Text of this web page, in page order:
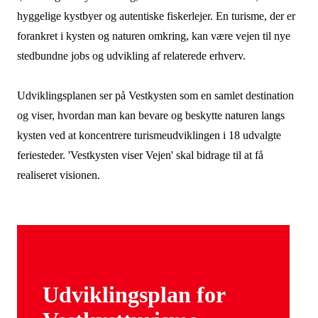
samlingspunkt for byen, hvor surfermiljøet og det
traditionelle kystfiskermiljø mødes. Formålet med De
Maritime Huse er at skabe nye og bedre faciliteter,
og bidrage til at fastholde et aktivt kystfiskeri i
Løkken.
Støttes med 5,1 mio. kr.
Læs mere om De Maritime Huse
Jammerbugt kommune
attraktion, så det både bliver muligt for de mange
besøgende at opleve kystfiskeriet tæt på – samtidig
hyggelige kystbyer og autentiske fiskerlejer. En turisme, der er
forankret i kysten og naturen omkring, kan være vejen til nye
stedbundne jobs og udvikling af relaterede erhverv.
Udviklingsplanen ser på Vestkysten som en samlet destination
og viser, hvordan man kan bevare og beskytte naturen langs
kysten ved at koncentrere turismeudviklingen i 18 udvalgte
feriesteder. 'Vestkysten viser Vejen' skal bidrage til at få
realiseret visionen.
Udviklingsplan for